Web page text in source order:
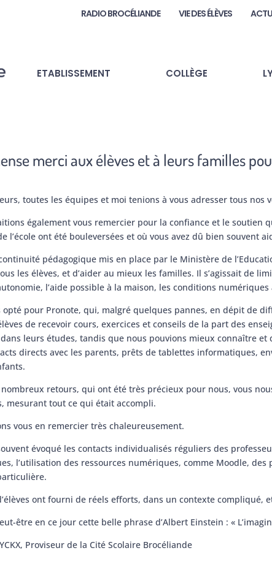
RADIO BROCÉLIANDE VIE DES ÉLÈVES
ETABLISSEMENT COLLÈGE
merci aux élèves et à leurs familles
toutes les équipes et moi tenions à vous adresser tous nos
également vous remercier pour la confiance et le soutien
l’école ont été bouleversées et où vous avez dû bien souvent
pédagogique mis en place par le Ministère de
les élèves, et d’aider au mieux les familles. Il s’agissait de
l’aide possible à la maison, les conditions
opté pour Pronote, qui, malgré quelques pannes, en dépit de
de recevoir cours, exercices et conseils de la part des
leurs études, tandis que nous pouvions mieux connaître
directs avec les parents, prêts de tablettes informatiques,
nombreux retours, qui ont été très précieux pour nous, vous
mesurant tout ce qui était accompli.
vous en remercier très chaleureusement.
évoqué les contacts individualisés réguliers des
l’utilisation des ressources numériques, comme Moodle,
ont fourni de réels efforts, dans un contexte compliqué,
être en ce jour cette belle phrase d’Albert Einstein : «
Proviseur de la Cité Scolaire Brocéliande